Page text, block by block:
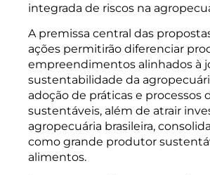
integrada de riscos na
A premissa central das
ações permitirão diferenciar
empreendimentos alinhados à
sustentabilidade da
adoção de práticas e processos
sustentáveis, além de atrair
agropecuária brasileira,
como grande produtor
alimentos.